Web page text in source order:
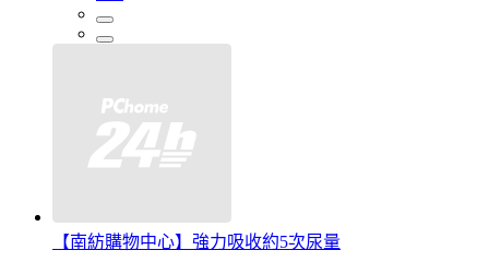
【南紡購物中心】強力吸收約5次尿量